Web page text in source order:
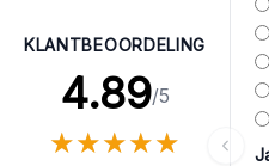
KLANTBEOORDELING
4.89/5
★★★★★
★★★★★